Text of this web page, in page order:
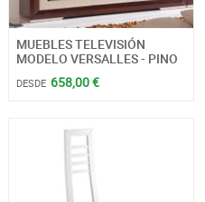
MUEBLES TELEVISIÓN
MODELO VERSALLES - PINO
DESDE 658,00 €